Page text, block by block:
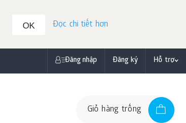
OK Đọc chi tiết hơn
Đăng nhập Đăng ký Hỗ trợ
Giỏ hàng trống